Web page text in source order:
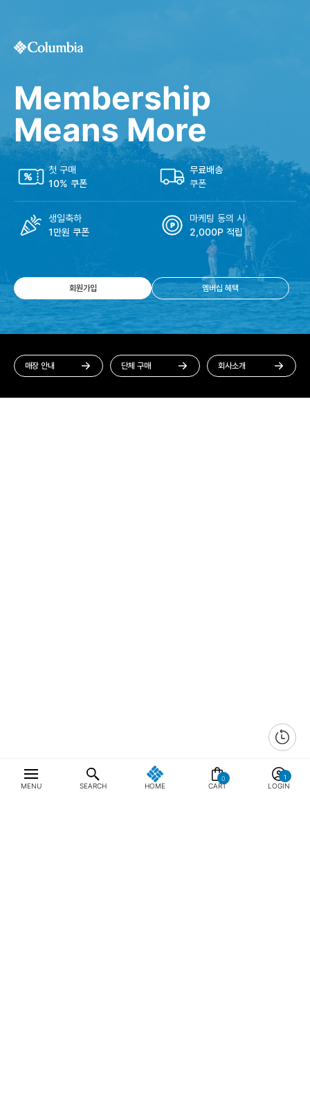
MENU SEARCH HOME
0
CART LOGIN
Membership
Means More
첫 구매
10% 쿠폰
무료배송
쿠폰
생일축하
1만원 쿠폰
마케팅 동의 시
2,000P 적립
회원가입 멤버십 혜택
매장 안내 단체 구매 회사소개